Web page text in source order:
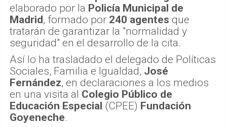
elaborado por la Policía Municipal de
Madrid, formado por 240 agentes que
tratarán de garantizar la "normalidad y
seguridad" en el desarrollo de la cita.
Así lo ha trasladado el delegado de Políticas
Sociales, Familia e Igualdad, José
Fernández, en declaraciones a los medios
en una visita al Colegio Público de
Educación Especial (CPEE) Fundación
Goyeneche.